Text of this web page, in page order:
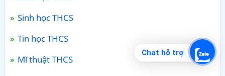
Sinh học THCS
Tin học THCS
Mĩ thuật THCS
Chat hỗ trợ